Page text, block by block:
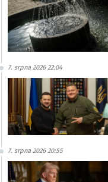
7. srpna 2026 22:04
7. srpna 2026 20:55